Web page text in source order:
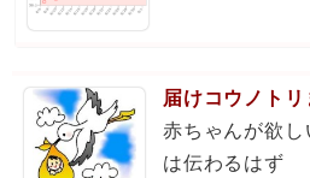
届けコウノトリ
赤ちゃんが欲
は伝わるはず